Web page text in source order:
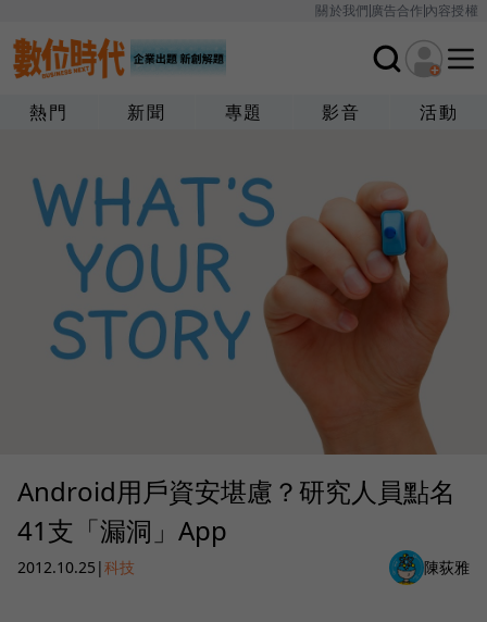
關於我們廣告合作內容授權
熱門 新聞 專題 影音 活動
Android用戶資安堪慮？研究人員點名
41支「漏洞」App
2012.10.25 |科技 陳荻雅